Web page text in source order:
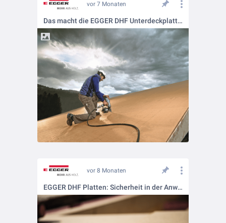
vor 7 Monaten
Das macht die EGGER DHF Unterdeckplatte aus
vor 8 Monaten
EGGER DHF Platten: Sicherheit in der Anwendung